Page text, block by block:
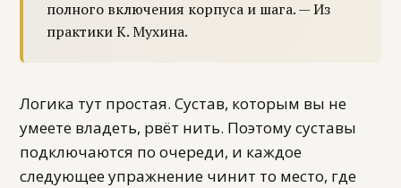
полного включения корпуса и шага. — Из
практики К. Мухина.
Логика тут простая. Сустав, которым вы не
умеете владеть, рвёт нить. Поэтому суставы
подключаются по очереди, и каждое
следующее упражнение чинит то место, где